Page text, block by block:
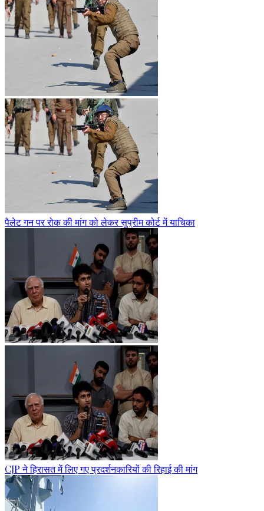
पैलेट गन पर रोक की मांग को लेकर सुप्रीम कोर्ट में याचिका
CJP ने हिरासत में लिए गए प्रदर्शनकारियों की रिहाई की मांग